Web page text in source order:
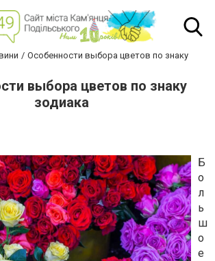
Особенности выбора цветов по знаку
выбора цветов по знаку
зодиака
Б
о
л
ь
ш
о
е